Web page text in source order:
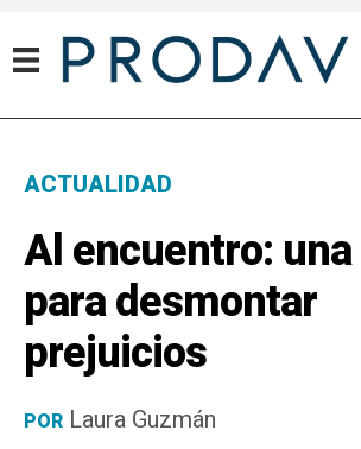
ACTUALIDAD
Al encuentro:
para desmontar
prejuicios
POR Laura Guzmán